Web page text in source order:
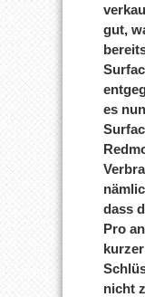
gut,
es
dass
Pro
nicht